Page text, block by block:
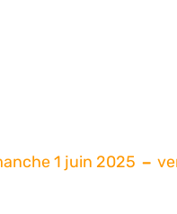
1 juin 2025 -